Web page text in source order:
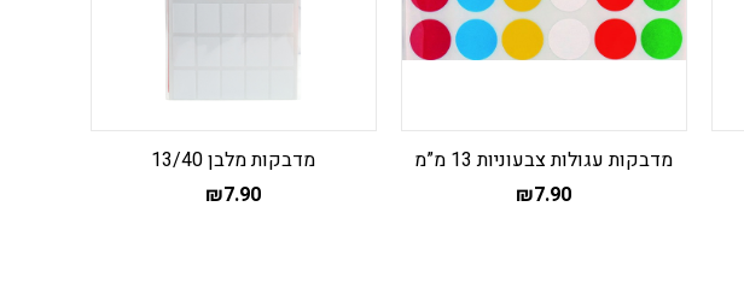
מדבקות עגולות צבעוניות 13 מ”מ
₪7.90
מדבקות מלבן 13/40
₪7.90